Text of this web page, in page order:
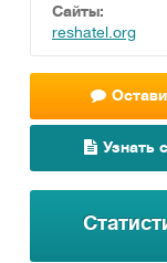
Сайты:
reshatel.org
Узнать